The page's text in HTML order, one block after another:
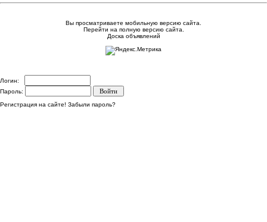
Вы просматриваете мобильную версию сайта.
Перейти на полную версию сайта.
Доска объявлений
Логин:
Пароль:
Регистрация на сайте! Забыли пароль?